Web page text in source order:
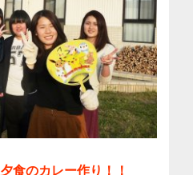
夕食のカレー作り！！